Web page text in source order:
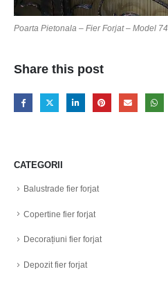
Poarta Pietonala – Fier Forjat – Model 74
Share this post
CATEGORII
Balustrade fier forjat
Copertine fier forjat
Decorațiuni fier forjat
Depozit fier forjat